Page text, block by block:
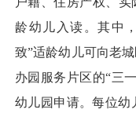
龄幼儿入读。其中
致”适龄幼儿可向老
办园服务片区的“三
幼儿园申请。每位幼